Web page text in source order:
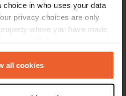
choice in who uses your data
privacy choices are only
where you have made
Declaration or by clicking on
all cookies